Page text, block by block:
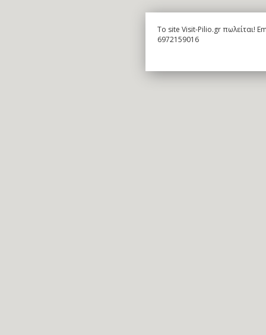
To site Visit-Pilio.gr πωλείται!
6972159016